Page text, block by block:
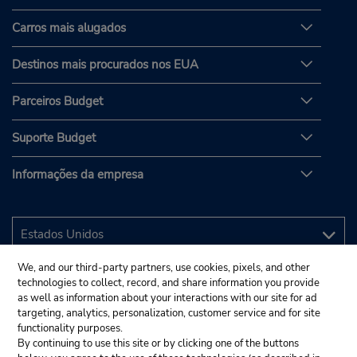
Carros mais alugados
Destinos mais procurados nos EUA
Parceiros Budget
Suporte Budget
Informações da empresa
We, and our third-party partners, use cookies, pixels, and other
technologies to collect, record, and share information you provide
as well as information about your interactions with our site for ad
targeting, analytics, personalization, customer service and for site
functionality purposes.
By continuing to use this site or by clicking one of the buttons